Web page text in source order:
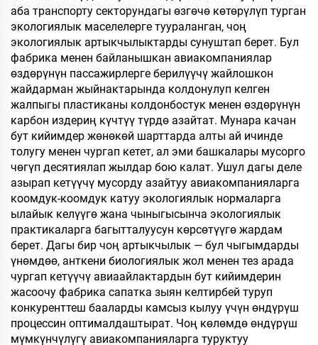
аба транспорту секторундагы өзгөчө көтөрүлүп турган
экологиялык маселелерге туураланган, чоң
экологиялык артыкчылыктарды сунуштап берет. Бул
фабрика менен байланышкан авиакомпаниялар
өздөрүнүн пассажирлерге берилүүчү жайлошкон
жайдарман жыйнактарында колдонулуп келген
жалпыгы пластиканы колдонбостук менен өздөрүнүн
карбон издериң күчтүү түрдө азайтат. Мунара качан
бут кийимдер жөнөкөй шарттарда алты ай ичинде
толугу менен чургап кетет, ал эми башкалары мусорго
чөгүп десятиялап жылдар бою калат. Ушул дагы деле
азырап кетүүчү мусорду азайтуу авиакомпанияларга
коомдук-коомдук катуу экологиялык нормаларга
ылайык келүүгө жана чыныгысынча экологиялык
практикаларга багытталуусун көрсөтүүгө жардам
берет. Дагы бир чоң артыкчылык — бул чыгымдарды
үнөмдөө, анткени биологиялык жол менен тез арада
чургап кетүүчү авиаайлактардын бут кийимдерин
жасоочу фабрика сапатка зыян келтирбей туруп
конкуренттеш бааларды камсыз кылуу үчүн өндүрүш
процессин оптималдаштырат. Чоң көлөмдө өндүрүш
мүмкүнчүлүгү авиакомпанияларга туруктуу